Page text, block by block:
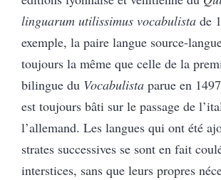
linguarum utilissimus vocabulista de
exemple, la paire langue source-
toujours la même que celle de la
bilingue du Vocabulista parue en
est toujours bâti sur le passage de
l’allemand. Les langues qui ont été
strates successives se sont en fait
interstices, sans que leurs propres